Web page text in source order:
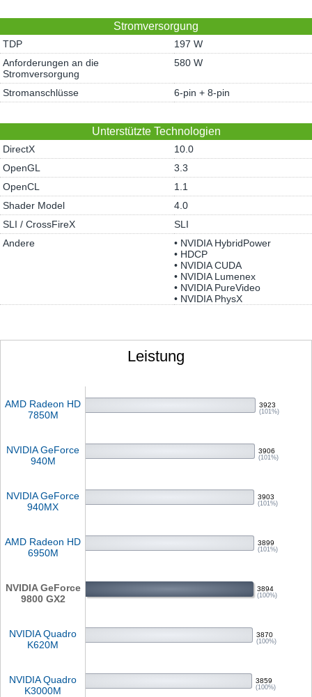
Stromversorgung
TDP
197 W
Anforderungen an die
Stromversorgung
580 W
Stromanschlüsse 6-pin + 8-pin
Unterstützte Technologien
DirectX
10.0
OpenGL
3.3
OpenCL
1.1
Shader Model
4.0
SLI / CrossFireX
SLI
Andere
• NVIDIA HybridPower
• HDCP
• NVIDIA CUDA
• NVIDIA Lumenex
• NVIDIA PureVideo
• NVIDIA PhysX
Leistung
AMD Radeon HD
7850M
3923
(101%)
NVIDIA GeForce
940M
3906
(101%)
NVIDIA GeForce
940MX
3903
(101%)
AMD Radeon HD
6950M
3899
(101%)
NVIDIA GeForce
9800 GX2
3894
(100%)
NVIDIA Quadro
K620M
3870
(100%)
NVIDIA Quadro
K3000M
3859
(100%)